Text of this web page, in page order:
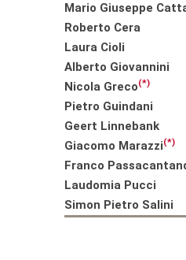
Mario Giuseppe
Roberto Cera
Laura Cioli
Alberto Giovannini
Nicola Greco(*)
Pietro Guindani
Geert Linnebank
Giacomo Marazzi(*)
Franco
Laudomia Pucci
Simon Pietro Salini